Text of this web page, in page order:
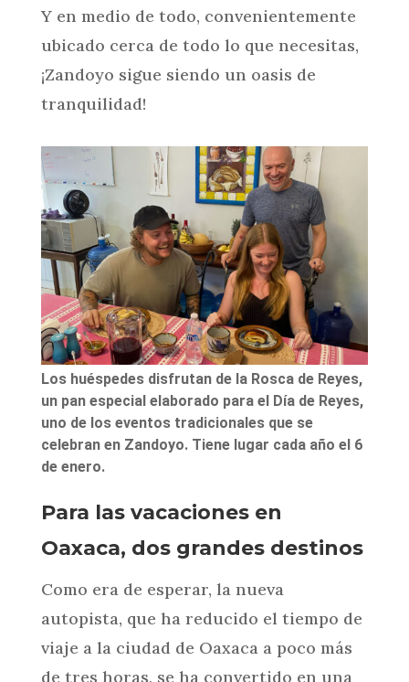
Y en medio de todo, convenientemente
ubicado cerca de todo lo que necesitas,
¡Zandoyo sigue siendo un oasis de
tranquilidad!
Los huéspedes disfrutan de la Rosca de Reyes,
un pan especial elaborado para el Día de Reyes,
uno de los eventos tradicionales que se
celebran en Zandoyo. Tiene lugar cada año el 6
de enero.
Para las vacaciones en
Oaxaca, dos grandes destinos
Como era de esperar, la nueva
autopista, que ha reducido el tiempo de
viaje a la ciudad de Oaxaca a poco más
de tres horas, se ha convertido en una